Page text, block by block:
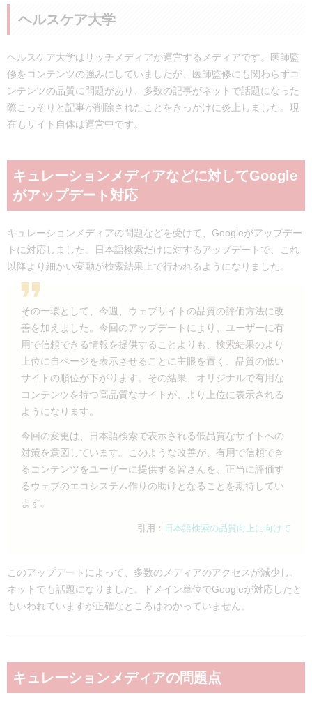
ヘルスケア大学
ヘルスケア大学はリッチメディアが運営するメディアです。医師監
修をコンテンツの強みにしていましたが、医師監修にも関わらずコ
ンテンツの品質に問題があり、多数の記事がネットで話題になった
際こっそりと記事が削除されたことをきっかけに炎上しました。現
在もサイト自体は運営中です。
キュレーションメディアなどに対してGoogle
がアップデート対応
キュレーションメディアの問題などを受けて、Googleがアップデー
トに対応しました。日本語検索だけに対するアップデートで、これ
以降より細かい変動が検索結果上で行われるようになりました。
その一環として、今週、ウェブサイトの品質の評価方法に改
善を加えました。今回のアップデートにより、ユーザーに有
用で信頼できる情報を提供することよりも、検索結果のより
上位に自ページを表示させることに主眼を置く、品質の低い
サイトの順位が下がります。その結果、オリジナルで有用な
コンテンツを持つ高品質なサイトが、より上位に表示される
ようになります。
今回の変更は、日本語検索で表示される低品質なサイトへの
対策を意図しています。このような改善が、有用で信頼でき
るコンテンツをユーザーに提供する皆さんを、正当に評価す
るウェブのエコシステム作りの助けとなることを期待してい
ます。
引用： 日本語検索の品質向上に向けて
このアップデートによって、多数のメディアのアクセスが減少し、
ネットでも話題になりました。ドメイン単位でGoogleが対応したと
もいわれていますが正確なところはわかっていません。
キュレーションメディアの問題点